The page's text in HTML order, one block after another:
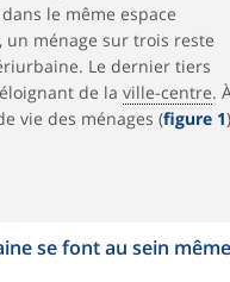
le même espace
un ménage sur trois reste
Le dernier tiers
de la ville-centre.
vie des ménages (figure 1)
se font au sein même